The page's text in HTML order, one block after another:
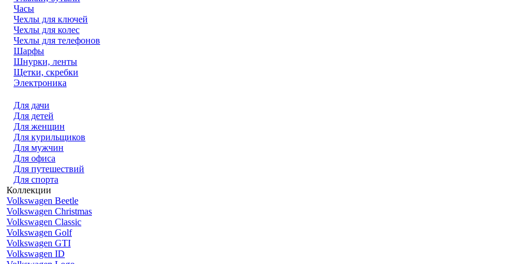
Часы
Чехлы для ключей
Чехлы для колес
Чехлы для телефонов
Шарфы
Шнурки, ленты
Щетки, скребки
Электроника
Для дачи
Для детей
Для женщин
Для курильщиков
Для мужчин
Для офиса
Для путешествий
Для спорта
Коллекции
Volkswagen Beetle
Volkswagen Christmas
Volkswagen Classic
Volkswagen Golf
Volkswagen GTI
Volkswagen ID